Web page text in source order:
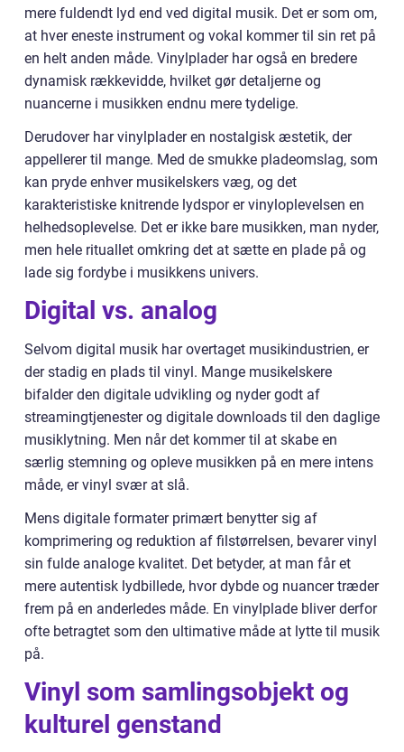
mere fuldendt lyd end ved digital musik. Det er som om,
at hver eneste instrument og vokal kommer til sin ret på
en helt anden måde. Vinylplader har også en bredere
dynamisk rækkevidde, hvilket gør detaljerne og
nuancerne i musikken endnu mere tydelige.
Derudover har vinylplader en nostalgisk æstetik, der
appellerer til mange. Med de smukke pladeomslag, som
kan pryde enhver musikelskers væg, og det
karakteristiske knitrende lydspor er vinyloplevelsen en
helhedsoplevelse. Det er ikke bare musikken, man nyder,
men hele rituallet omkring det at sætte en plade på og
lade sig fordybe i musikkens univers.
Digital vs. analog
Selvom digital musik har overtaget musikindustrien, er
der stadig en plads til vinyl. Mange musikelskere
bifalder den digitale udvikling og nyder godt af
streamingtjenester og digitale downloads til den daglige
musiklytning. Men når det kommer til at skabe en
særlig stemning og opleve musikken på en mere intens
måde, er vinyl svær at slå.
Mens digitale formater primært benytter sig af
komprimering og reduktion af filstørrelsen, bevarer vinyl
sin fulde analoge kvalitet. Det betyder, at man får et
mere autentisk lydbillede, hvor dybde og nuancer træder
frem på en anderledes måde. En vinylplade bliver derfor
ofte betragtet som den ultimative måde at lytte til musik
på.
Vinyl som samlingsobjekt og
kulturel genstand